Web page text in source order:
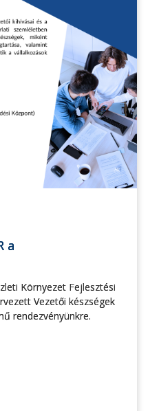
a
Környezet Fejlesztési
Vezetői készségek
rendezvényünkre.